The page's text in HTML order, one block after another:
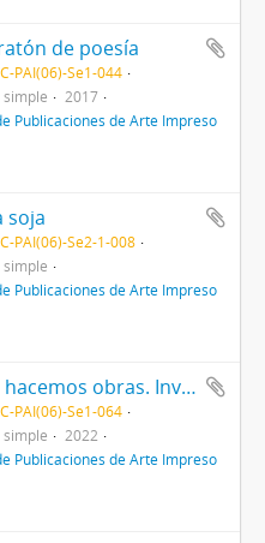
de poesía
PAI(06)-Se1-044
2017
Publicaciones de Arte Impreso
soja
PAI(06)-Se2-1-008
Publicaciones de Arte Impreso
Lxs artistas no hacemos obras. Inventamos prácticas
PAI(06)-Se1-064
2022
Publicaciones de Arte Impreso